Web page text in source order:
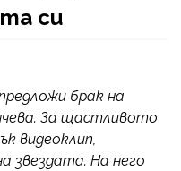
си
брак на
За щастливото
видеоклип,
звездата. На него